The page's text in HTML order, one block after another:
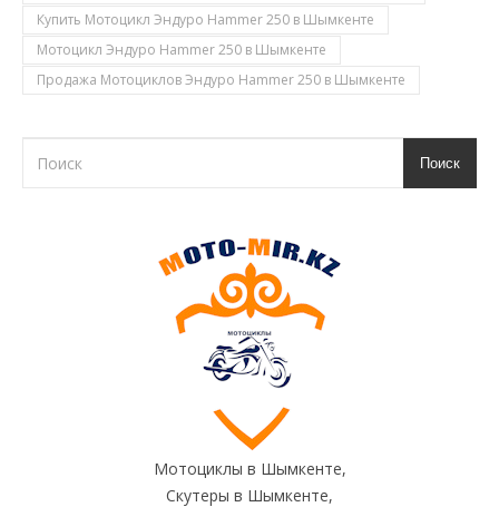
Купить Мотоцикл Эндуро Hammer 250 в Шымкенте
Мотоцикл Эндуро Hammer 250 в Шымкенте
Продажа Мотоциклов Эндуро Hammer 250 в Шымкенте
Поиск
Мотоциклы в Шымкенте,
Скутеры в Шымкенте,